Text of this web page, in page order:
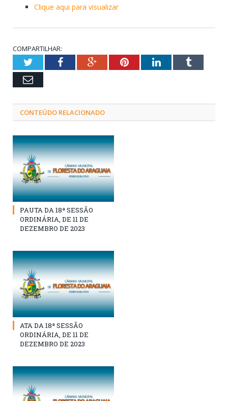
Clique aqui para visualizar
COMPARTILHAR:
TwitterFacebookGoogle+PinterestLinkedInTumblr
Email
CONTEÚDO RELACIONADO
PAUTA DA 18ª SESSÃO
ORDINÁRIA, DE 11 DE
DEZEMBRO DE 2023
ATA DA 18ª SESSÃO
ORDINÁRIA, DE 11 DE
DEZEMBRO DE 2023